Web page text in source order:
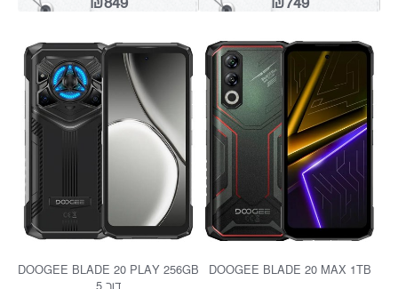
BLACKVIEW BV4800
₪749
BV6600 PRO מצלמה טרמית
₪999